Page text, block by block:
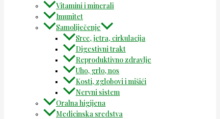
Vitamini i minerali
Imunitet
Samoliječenje
Srce, jetra, cirkulacija
Digestivni trakt
Reproduktivno zdravlje
Uho, grlo, nos
Kosti, zglobovi i mišići
Nervni sistem
Oralna higijena
Medicinska sredstva